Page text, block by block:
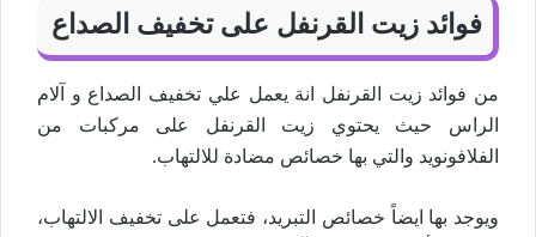
فوائد زيت القرنفل على تخفيف الصداع
من فوائد زيت القرنفل انة يعمل علي تخفيف الصداع و آلام
الراس حيث يحتوي زيت القرنفل على مركبات من
الفلافونويد والتي بها خصائص مضادة للالتهاب.
ويوجد بها ايضاً خصائص التبريد، فتعمل على تخفيف الالتهاب،